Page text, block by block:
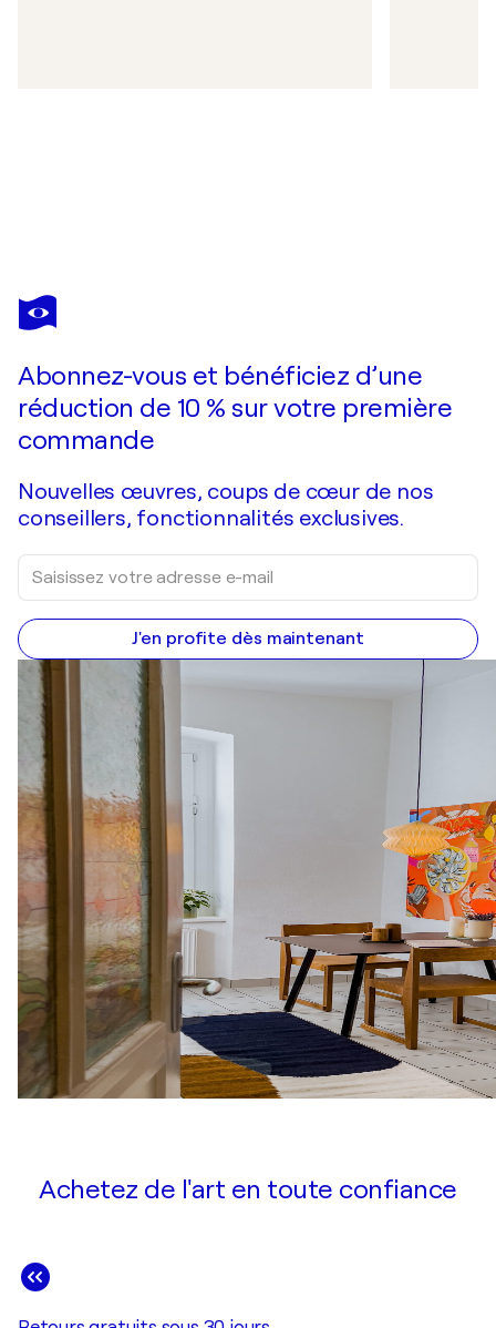
Abonnez-vous et bénéficiez d’une
réduction de 10 % sur votre première
commande
Nouvelles œuvres, coups de cœur de nos
conseillers, fonctionnalités exclusives.
J'en profite dès maintenant
Achetez de l'art en toute confiance